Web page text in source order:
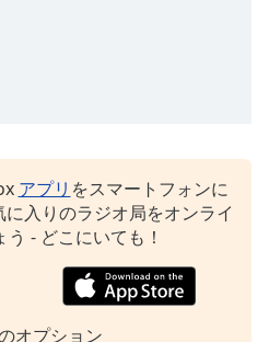
アプリ をスマートフォンに
入りのラジオ局をオンライ
- どこにいても！
オプション